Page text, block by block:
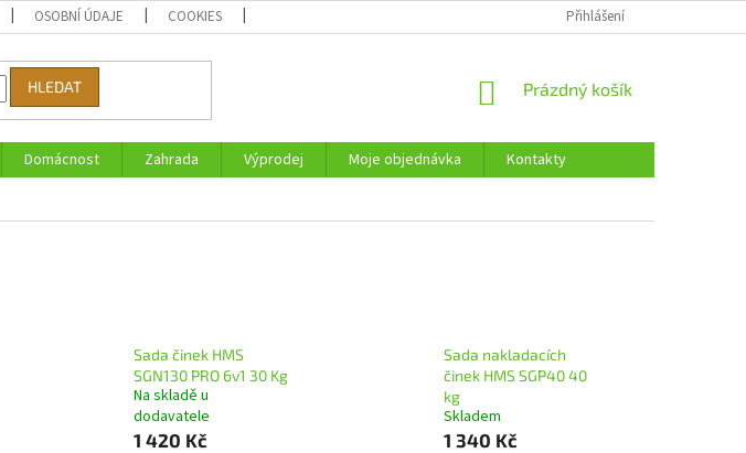
OSOBNÍ ÚDAJE COOKIES Přihlášení
HLEDAT
NÁKUPNÍ
Prázdný košík
Domácnost Zahrada Výprodej Moje objednávka
Kontakty
Sada činek HMS
SGN130 PRO 6v1 30 Kg
Na skladě u
dodavatele
1 420 Kč
Sada nakladacích
činek HMS SGP40 40
kg
Skladem
1 340 Kč